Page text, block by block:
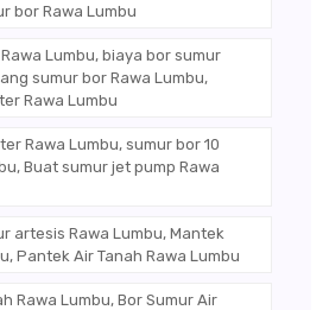
bor Rawa Lumbu
Lumbu, biaya bor sumur
sumur bor Rawa Lumbu,
Rawa Lumbu
Rawa Lumbu, sumur bor 10
Buat sumur jet pump Rawa
artesis Rawa Lumbu, Mantek
Pantek Air Tanah Rawa Lumbu
Rawa Lumbu, Bor Sumur Air